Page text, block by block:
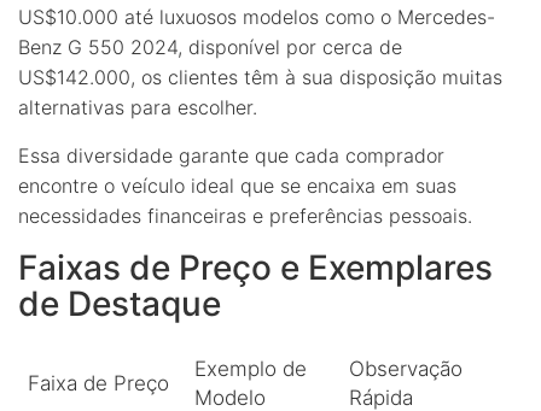
US$10.000 até luxuosos modelos como o Mercedes-
Benz G 550 2024, disponível por cerca de
US$142.000, os clientes têm à sua disposição muitas
alternativas para escolher.
Essa diversidade garante que cada comprador
encontre o veículo ideal que se encaixa em suas
necessidades financeiras e preferências pessoais.
Faixas de Preço e Exemplares
de Destaque
Faixa de Preço
Exemplo de
Modelo
Observação
Rápida